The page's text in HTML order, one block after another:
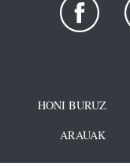
HONI BURUZ
ARAUAK